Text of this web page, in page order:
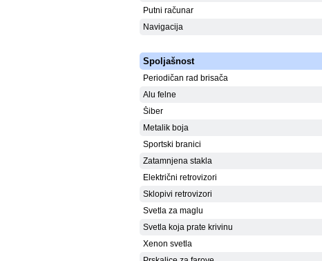
Putni računar
Navigacija
Spoljašnost
Periodičan rad brisača
Alu felne
Šiber
Metalik boja
Sportski branici
Zatamnjena stakla
Električni retrovizori
Sklopivi retrovizori
Svetla za maglu
Svetla koja prate krivinu
Xenon svetla